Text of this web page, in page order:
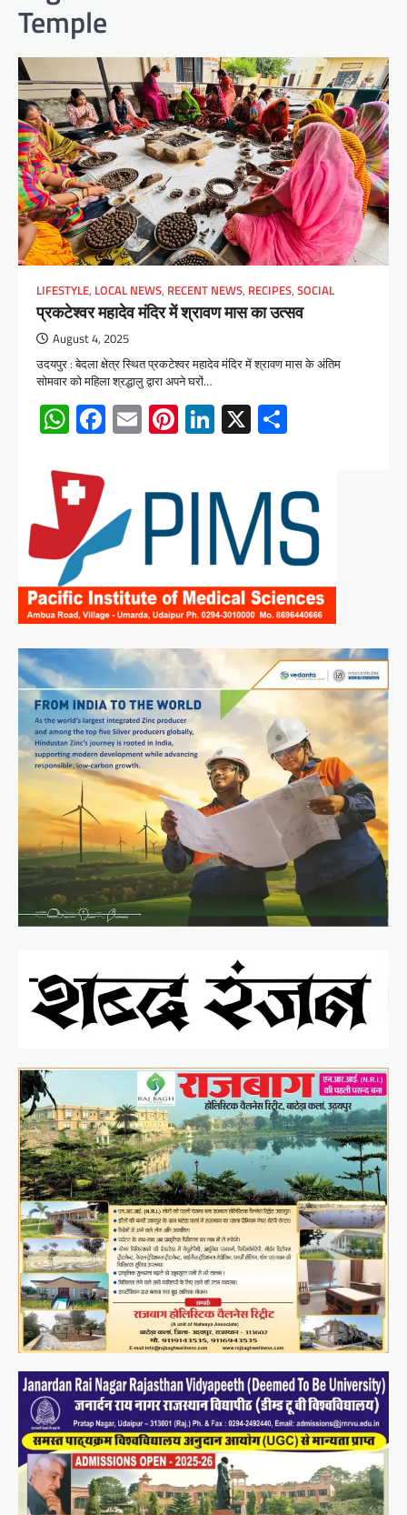
Temple
LIFESTYLE, LOCAL NEWS, RECENT NEWS, RECIPES, SOCIAL
प्रकटेश्वर महादेव मंदिर में श्रावण मास का उत्सव
August 4, 2025
उदयपुर : बेदला क्षेत्र स्थित प्रकटेश्वर महादेव मंदिर में श्रावण मास के अंतिम
सोमवार को महिला श्रद्धालु द्वारा अपने घरों…
WhatsApp
Facebook
EmailPinterest
LinkedIn
X